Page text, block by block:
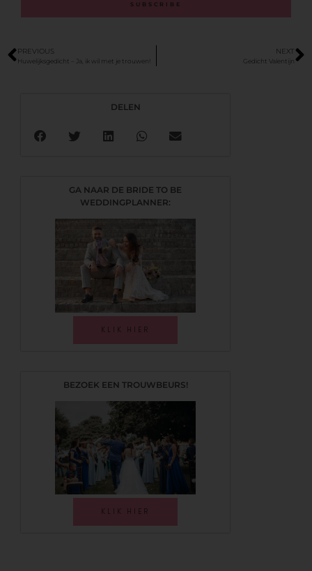
DELEN
GA NAAR DE BRIDE TO BE
WEDDINGPLANNER:
KLIK HIER
BEZOEK EEN TROUWBEURS!
KLIK HIER
SUBSCRIBE
PREVIOUS
Huwelijksgedicht – Ja, ik wil met je trouwen!
NEXT
Gedicht Valentijn